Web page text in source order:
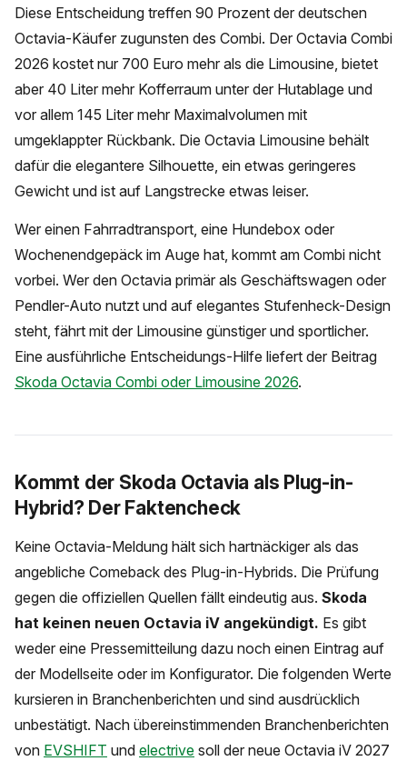
Diese Entscheidung treffen 90 Prozent der deutschen
Octavia-Käufer zugunsten des Combi. Der Octavia Combi
2026 kostet nur 700 Euro mehr als die Limousine, bietet
aber 40 Liter mehr Kofferraum unter der Hutablage und
vor allem 145 Liter mehr Maximalvolumen mit
umgeklappter Rückbank. Die Octavia Limousine behält
dafür die elegantere Silhouette, ein etwas geringeres
Gewicht und ist auf Langstrecke etwas leiser.
Wer einen Fahrradtransport, eine Hundebox oder
Wochenendgepäck im Auge hat, kommt am Combi nicht
vorbei. Wer den Octavia primär als Geschäftswagen oder
Pendler-Auto nutzt und auf elegantes Stufenheck-Design
steht, fährt mit der Limousine günstiger und sportlicher.
Eine ausführliche Entscheidungs-Hilfe liefert der Beitrag
Skoda Octavia Combi oder Limousine 2026.
Kommt der Skoda Octavia als Plug-in-
Hybrid? Der Faktencheck
Keine Octavia-Meldung hält sich hartnäckiger als das
angebliche Comeback des Plug-in-Hybrids. Die Prüfung
gegen die offiziellen Quellen fällt eindeutig aus. Skoda
hat keinen neuen Octavia iV angekündigt. Es gibt
weder eine Pressemitteilung dazu noch einen Eintrag auf
der Modellseite oder im Konfigurator. Die folgenden Werte
kursieren in Branchenberichten und sind ausdrücklich
unbestätigt. Nach übereinstimmenden Branchenberichten
von EVSHIFT und electrive soll der neue Octavia iV 2027